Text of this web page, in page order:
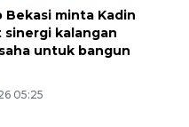
Bekasi minta Kadin
sinergi kalangan
untuk bangun
05:25